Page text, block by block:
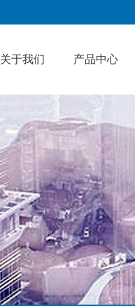
关于我们 产品中心